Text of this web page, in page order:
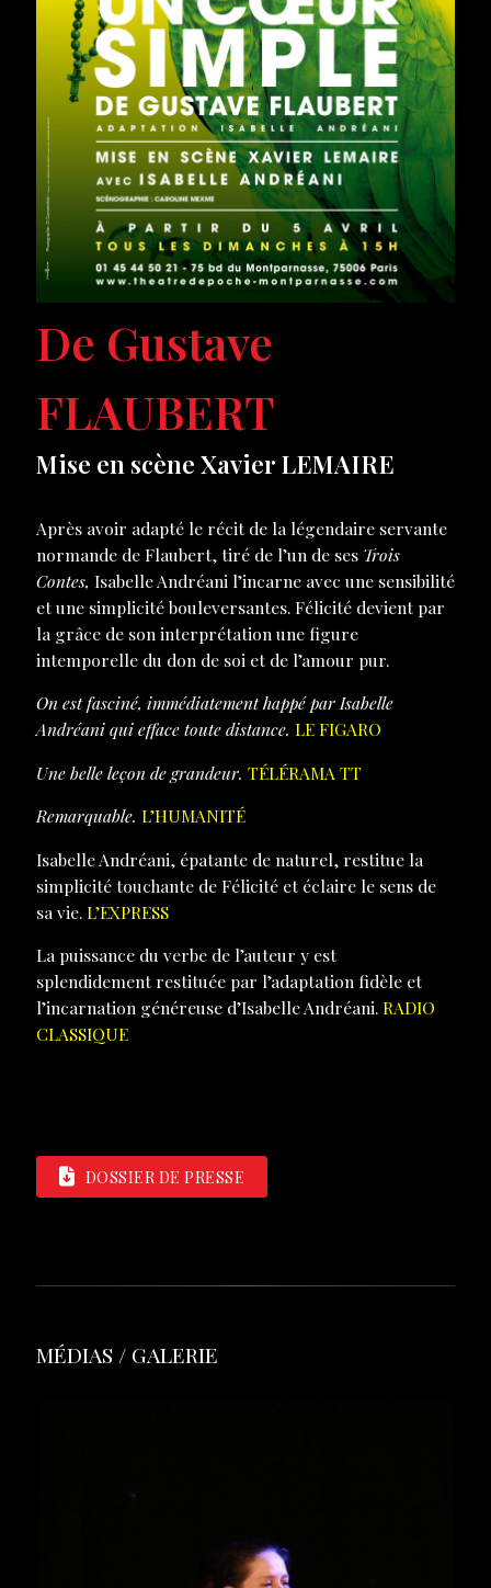
De Gustave
FLAUBERT
Mise en scène Xavier LEMAIRE
Après avoir adapté le récit de la légendaire servante
normande de Flaubert, tiré de l’un de ses Trois
Contes, Isabelle Andréani l’incarne avec une sensibilité
et une simplicité bouleversantes. Félicité devient par
la grâce de son interprétation une figure
intemporelle du don de soi et de l’amour pur.
On est fasciné, immédiatement happé par Isabelle
Andréani qui efface toute distance. LE FIGARO
Une belle leçon de grandeur. TÉLÉRAMA TT
Remarquable. L’HUMANITÉ
Isabelle Andréani, épatante de naturel, restitue la
simplicité touchante de Félicité et éclaire le sens de
sa vie. L’EXPRESS
La puissance du verbe de l’auteur y est
splendidement restituée par l’adaptation fidèle et
l’incarnation généreuse d’Isabelle Andréani. RADIO
CLASSIQUE
DOSSIER DE PRESSE
MÉDIAS / GALERIE